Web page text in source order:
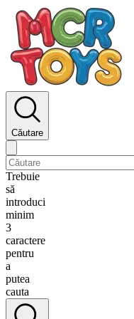
Căutare
Trebuie
să
introduci
minim
3
caractere
pentru
a
putea
cauta